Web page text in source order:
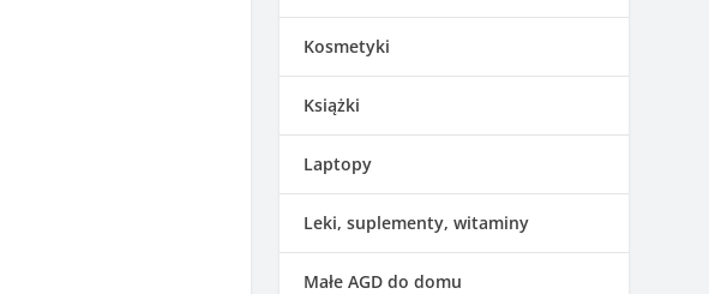
Kosmetyki
Książki
Laptopy
Leki, suplementy, witaminy
Małe AGD do domu